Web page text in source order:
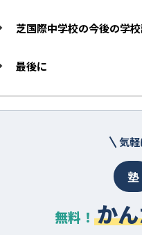
芝国際中学校の今後の学
最後に
気軽
塾
無料！ か